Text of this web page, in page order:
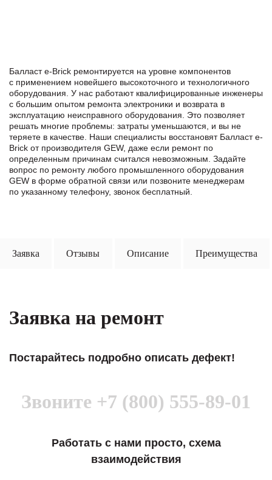
Балласт e-Brick ремонтируется на уровне компонентов
с применением новейшего высокоточного и технологичного
оборудования. У нас работают квалифицированные инженеры
с большим опытом ремонта электроники и возврата в
эксплуатацию неисправного оборудования. Это позволяет
решать многие проблемы: затраты уменьшаются, и вы не
теряете в качестве. Наши специалисты восстановят Балласт e-
Brick от производителя GEW, даже если ремонт по
определенным причинам считался невозможным. Задайте
вопрос по ремонту любого промышленного оборудования
GEW в формe обратной связи или позвоните менеджерам
по указанному телефону, звонок бесплатный.
Заявка Отзывы Описание Преимущества
Заявка на ремонт
Постарайтесь подробно описать дефект!
Звоните +7 (800) 555-89-01
Работать с нами просто, схема
взаимодействия